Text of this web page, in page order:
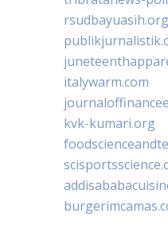
rsudbayuasih.org
italywarm.com
kvk-kumari.org